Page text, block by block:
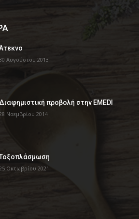
Αυγούστου 2013
Διαφημιστική προβολή στην EMEDI
Νοεμβρίου 2014
Οκτωβρίου 2021